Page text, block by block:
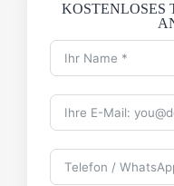
KOSTENLOSES